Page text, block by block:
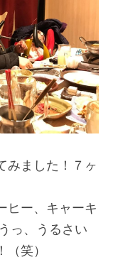
みました！７ヶ
ヒー、キャーキ
っ、うるさい
笑）